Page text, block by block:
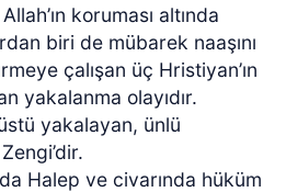
koruması altında
biri de mübarek naaşını
çalışan üç Hristiyan’ın
yakalanma olayıdır.
yakalayan, ünlü
Halep ve civarında hüküm